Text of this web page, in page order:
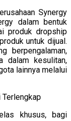
Synergy
dalam bentuk
produk dropship
untuk dijual.
berpengalaman,
dalam kesulitan,
lainnya melalui
khusus, bagi